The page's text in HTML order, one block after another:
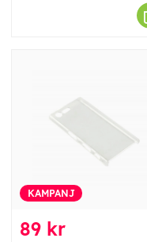
KAMPANJ
89 kr